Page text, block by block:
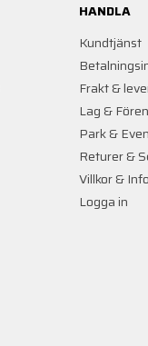
HANDLA
Kundtjänst
Frakt &
Lag &
Park &
Returer &
Villkor &
Logga in